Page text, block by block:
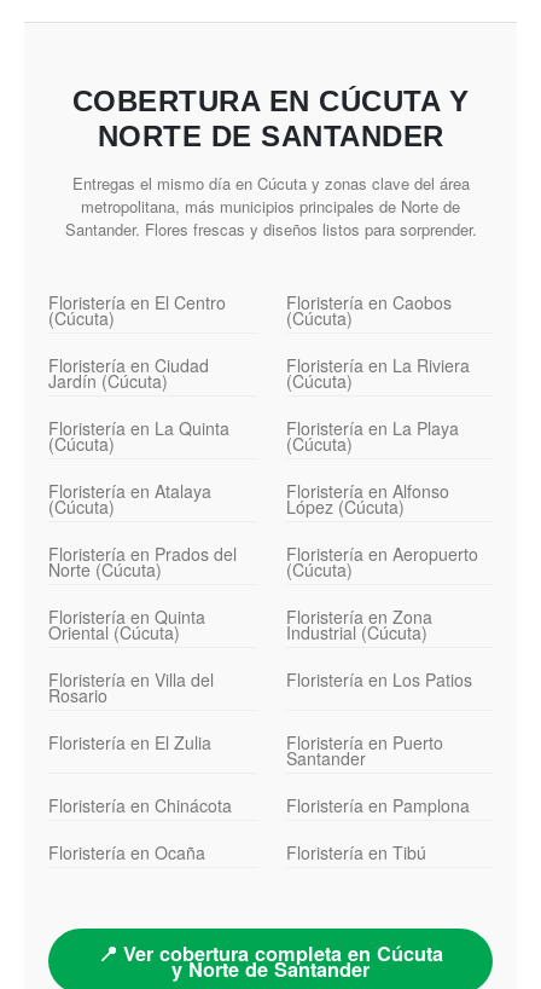
COBERTURA EN CÚCUTA Y
NORTE DE SANTANDER
Entregas el mismo día en Cúcuta y zonas clave del área
metropolitana, más municipios principales de Norte de
Santander. Flores frescas y diseños listos para sorprender.
Floristería en El Centro
(Cúcuta)
Floristería en Caobos
(Cúcuta)
Floristería en Ciudad
Jardín (Cúcuta)
Floristería en La Riviera
(Cúcuta)
Floristería en La Quinta
(Cúcuta)
Floristería en La Playa
(Cúcuta)
Floristería en Atalaya
(Cúcuta)
Floristería en Alfonso
López (Cúcuta)
Floristería en Prados del
Norte (Cúcuta)
Floristería en Aeropuerto
(Cúcuta)
Floristería en Quinta
Oriental (Cúcuta)
Floristería en Zona
Industrial (Cúcuta)
Floristería en Villa del
Rosario
Floristería en Los Patios
Floristería en El Zulia Floristería en Puerto
Santander
Floristería en Chinácota
Floristería en Pamplona
Floristería en Ocaña
Floristería en Tibú
📍 Ver cobertura completa en Cúcuta
y Norte de Santander